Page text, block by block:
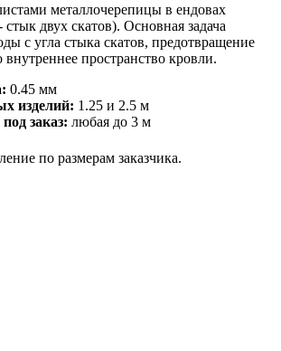
металлочерепицы в ендовах
двух скатов). Основная задача
с угла стыка скатов, предотвращение
пространство кровли.
0.45 мм
изделий: 1.25 и 2.5 м
заказ: любая до 3 м
по размерам заказчика.